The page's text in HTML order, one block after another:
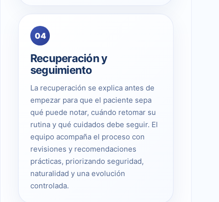
04
Recuperación y
seguimiento
La recuperación se explica antes de
empezar para que el paciente sepa
qué puede notar, cuándo retomar su
rutina y qué cuidados debe seguir. El
equipo acompaña el proceso con
revisiones y recomendaciones
prácticas, priorizando seguridad,
naturalidad y una evolución
controlada.